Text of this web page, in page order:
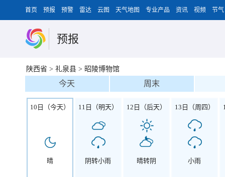
首页 预报 预警 雷达 云图 天气地图 专业产品 资讯 视频 节气
预报
陕西省 > 礼泉县 > 昭陵博物馆
今天 周末
10日（今天）
晴
11日（明天）
阴转小雨
12日（后天）
晴转阴
13日（周四）
小雨